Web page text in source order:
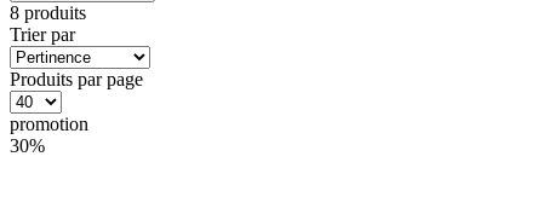
8 produits
Trier par
Produits par page
promotion
30%